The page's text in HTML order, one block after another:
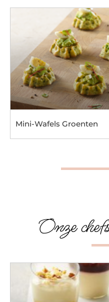
Mini-Wafels Groenten
Onze